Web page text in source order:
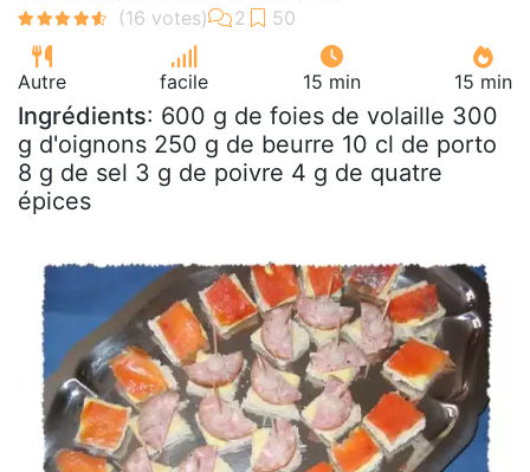
Autre facile 15 min 15 min
Ingrédients: 600 g de foies de volaille 300
g d'oignons 250 g de beurre 10 cl de porto
8 g de sel 3 g de poivre 4 g de quatre
épices